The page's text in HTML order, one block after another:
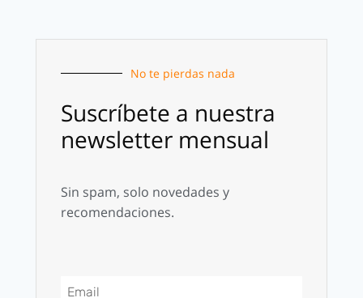
No te pierdas nada
Suscríbete a nuestra
newsletter mensual
Sin spam, solo novedades y
recomendaciones.